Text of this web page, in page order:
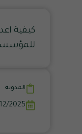
المدونة
2025